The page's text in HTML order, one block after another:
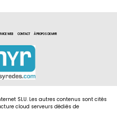
WEB CONTACT À PROPOS DE MYR
SLU. Les autres contenus sont cités
cloud serveurs dédiés de